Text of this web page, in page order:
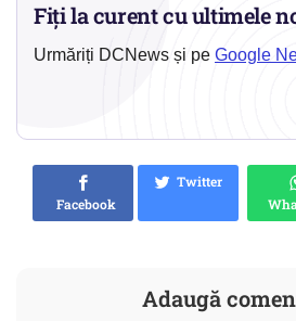
Fiți la curent cu ultimele
Urmăriți DCNews și pe Google
Facebook
Twitter
Adaugă